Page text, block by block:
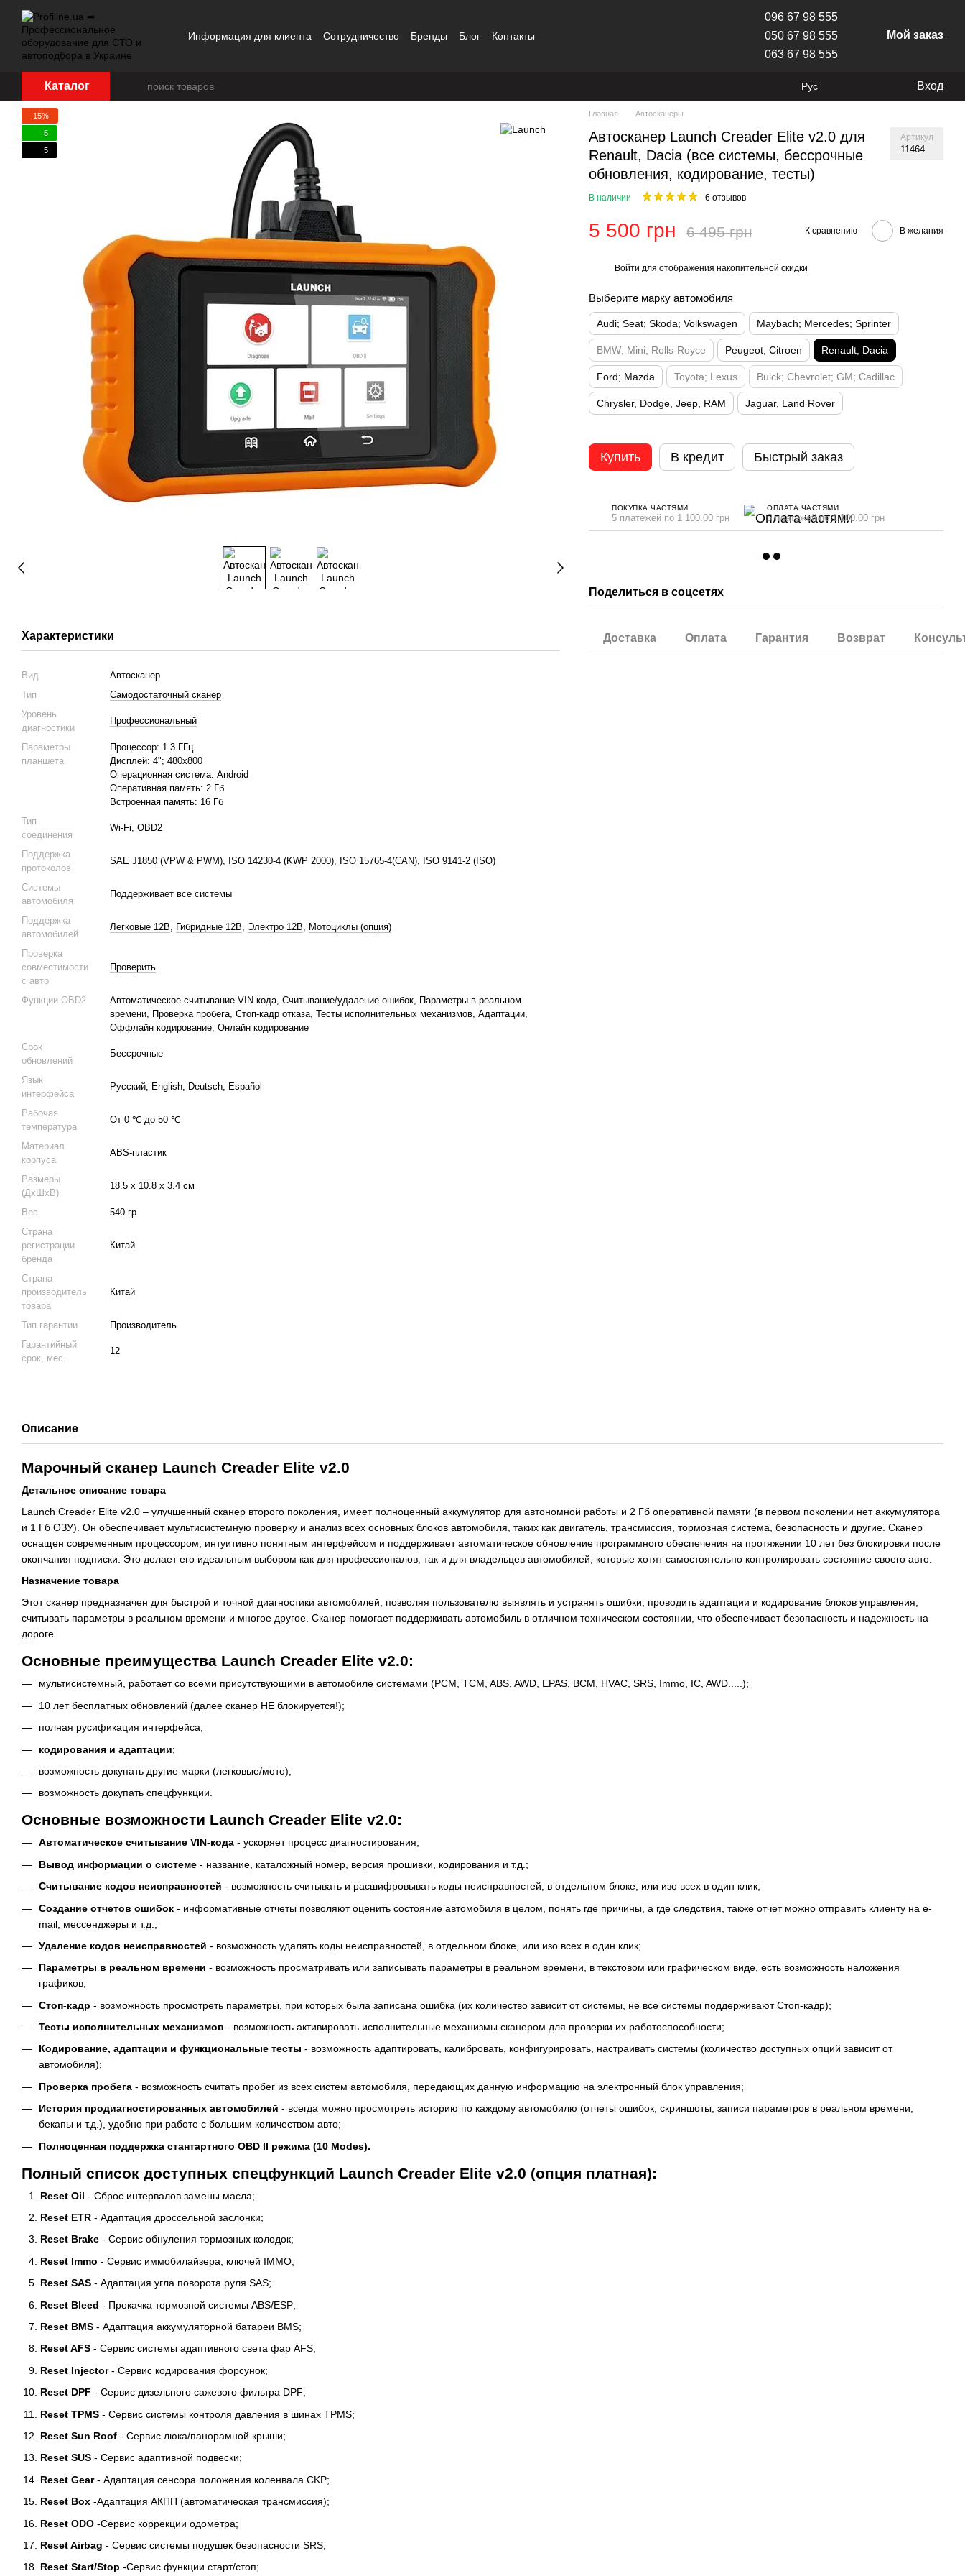
Перейти к основному контенту
Информация для клиента Сотрудничество Бренды Блог
Контакты
096 67 98 555
050 67 98 555
063 67 98 555
Мой заказ
Каталог Рус Вход
−15%
5
5
Характеристики
Вид
Автосканер
Тип
Самодостаточный сканер
Уровень
диагностики
Профессиональный
Параметры
планшета
Процессор: 1.3 ГГц
Дисплей: 4"; 480х800
Операционная система: Android
Оперативная память: 2 Гб
Встроенная память: 16 Гб
Тип
соединения
Wi-Fi, OBD2
Поддержка
протоколов
SAE J1850 (VPW & PWM), ISO 14230-4 (KWP 2000), ISO 15765-4(CAN), ISO 9141-2 (ISO)
Системы
автомобиля
Поддерживает все системы
Поддержка
автомобилей
Легковые 12В, Гибридные 12В, Электро 12В, Мотоциклы (опция)
Проверка
совместимости
с авто
Проверить
Функции OBD2
Автоматическое считывание VIN-кода, Считывание/удаление ошибок, Параметры в реальном
времени, Проверка пробега, Стоп-кадр отказа, Тесты исполнительных механизмов, Адаптации,
Оффлайн кодирование, Онлайн кодирование
Срок
обновлений
Бессрочные
Язык
интерфейса
Русский, English, Deutsch, Español
Рабочая
температура
От 0 ℃ до 50 ℃
Материал
корпуса
ABS-пластик
Размеры
(ДхШхВ)
18.5 х 10.8 х 3.4 см
Вес
540 гр
Страна
регистрации
бренда
Китай
Страна-
производитель
товара
Китай
Тип гарантии
Производитель
Гарантийный
срок, мес.
12
Главная Автосканеры
Автосканер Launch Creader Elite v2.0 для
Renault, Dacia (все системы, бессрочные
обновления, кодирование, тесты)
Артикул
11464
В наличии 6 отзывов
5 500 грн 6 495 грн К сравнению В желания
Войти для отображения накопительной скидки
Выберите марку автомобиля
Audi; Seat; Skoda; Volkswagen Maybach; Mercedes; Sprinter
BMW; Mini; Rolls-Royce Peugeot; Citroen Renault; Dacia
Ford; Mazda Toyota; Lexus Buick; Chevrolet; GM; Cadillac
Chrysler, Dodge, Jeep, RAM Jaguar, Land Rover
Купить В кредит Быстрый заказ
ПОКУПКА ЧАСТЯМИ
5 платежей по 1 100.00 грн
ОПЛАТА ЧАСТЯМИ
5 платежей по 1 100.00 грн
Поделиться в соцсетях
Доставка Оплата Гарантия Возврат
Описание
Марочный сканер Launch Creader Elite v2.0
Детальное описание товара
Launch Creader Elite v2.0 – улучшенный сканер второго поколения, имеет полноценный аккумулятор для автономной работы и 2 Гб оперативной памяти (в первом поколении нет аккумулятора
и 1 Гб ОЗУ). Он обеспечивает мультисистемную проверку и анализ всех основных блоков автомобиля, таких как двигатель, трансмиссия, тормозная система, безопасность и другие. Сканер
оснащен современным процессором, интуитивно понятным интерфейсом и поддерживает автоматическое обновление программного обеспечения на протяжении 10 лет без блокировки после
окончания подписки. Это делает его идеальным выбором как для профессионалов, так и для владельцев автомобилей, которые хотят самостоятельно контролировать состояние своего авто.
Назначение товара
Этот сканер предназначен для быстрой и точной диагностики автомобилей, позволяя пользователю выявлять и устранять ошибки, проводить адаптации и кодирование блоков управления,
считывать параметры в реальном времени и многое другое. Сканер помогает поддерживать автомобиль в отличном техническом состоянии, что обеспечивает безопасность и надежность на
дороге.
Основные преимущества Launch Creader Elite v2.0:
мультисистемный, работает со всеми присутствующими в автомобиле системами (PCM, TCM, ABS, AWD, EPAS, BCM, HVAC, SRS, Immo, IC, AWD.....);
10 лет бесплатных обновлений (далее сканер НЕ блокируется!);
полная русификация интерфейса;
кодирования и адаптации;
возможность докупать другие марки (легковые/мото);
возможность докупать спецфункции.
Основные возможности Launch Creader Elite v2.0:
Автоматическое считывание VIN-кода - ускоряет процесс диагностирования;
Вывод информации о системе - название, каталожный номер, версия прошивки, кодирования и т.д.;
Считывание кодов неисправностей - возможность считывать и расшифровывать коды неисправностей, в отдельном блоке, или изо всех в один клик;
Создание отчетов ошибок - информативные отчеты позволяют оценить состояние автомобиля в целом, понять где причины, а где следствия, также отчет можно отправить клиенту на e-
mail, мессенджеры и т.д.;
Удаление кодов неисправностей - возможность удалять коды неисправностей, в отдельном блоке, или изо всех в один клик;
Параметры в реальном времени - возможность просматривать или записывать параметры в реальном времени, в текстовом или графическом виде, есть возможность наложения
графиков;
Cтоп-кадр - возможность просмотреть параметры, при которых была записана ошибка (их количество зависит от системы, не все системы поддерживают Стоп-кадр);
Тесты исполнительных механизмов - возможность активировать исполнительные механизмы сканером для проверки их работоспособности;
Кодирование, адаптации и функциональные тесты - возможность адаптировать, калибровать, конфигурировать, настраивать системы (количество доступных опций зависит от
автомобиля);
Проверка пробега - возможность считать пробег из всех систем автомобиля, передающих данную информацию на электронный блок управления;
История продиагностированных автомобилей - всегда можно просмотреть историю по каждому автомобилю (отчеты ошибок, скриншоты, записи параметров в реальном времени,
бекапы и т.д.), удобно при работе с большим количеством авто;
Полноценная поддержка стантартного OBD II режима (10 Modes).
Полный список доступных спецфункций Launch Creader Elite v2.0 (опция платная):
Reset Oil - Сброс интервалов замены масла;
Reset ETR - Адаптация дроссельной заслонки;
Reset Brake - Сервис обнуления тормозных колодок;
Reset Immo - Сервис иммобилайзера, ключей IMMO;
Reset SAS - Адаптация угла поворота руля SAS;
Reset Bleed - Прокачка тормозной системы ABS/ESP;
Reset BMS - Адаптация аккумуляторной батареи BMS;
Reset AFS - Сервис системы адаптивного света фар AFS;
Reset Injector- Сервис кодирования форсунок;
Reset DPF - Сервис дизельного сажевого фильтра DPF;
Reset TPMS - Сервис системы контроля давления в шинах TPMS;
Reset Sun Roof - Сервис люка/панорамной крыши;
Reset SUS - Сервис адаптивной подвески;
Reset Gear- Адаптация сенсора положения коленвала CKP;
Reset Box -Адаптация АКПП (автоматическая трансмиссия);
Reset ODO -Сервис коррекции одометра;
Reset Airbag - Сервис системы подушек безопасности SRS;
Reset Start/Stop -Сервис функции старт/стоп;